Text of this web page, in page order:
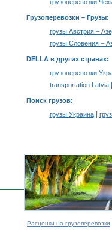
грузоперевозки
Грузоперевозки – Грузы:
грузы Австрия –
грузы Словения –
DELLA в других странах:
грузоперевозки
transportation Latvia|
Поиск грузов:
грузы Украина|
Расценки на грузоперевозки